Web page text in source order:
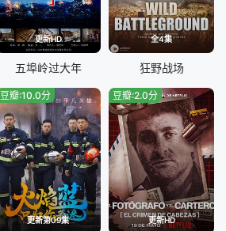
更新HD
五埠岭过大年
全4集
狂野战场
更新第09集
豆瓣:10.0分
更新HD
豆瓣:2.0分